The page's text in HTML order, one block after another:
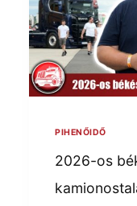
PIHENŐIDŐ
2026-os